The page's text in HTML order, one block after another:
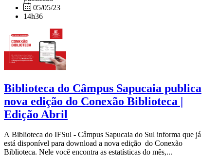
05/05/23
14h36
Biblioteca do Câmpus Sapucaia publica
nova edição do Conexão Biblioteca |
Edição Abril
A Biblioteca do IFSul - Câmpus Sapucaia do Sul informa que já
está disponível para download a nova edição do Conexão
Biblioteca. Nele você encontra as estatísticas do mês,...